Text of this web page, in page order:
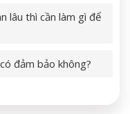
lâu thì cần làm gì để
đảm bảo không?